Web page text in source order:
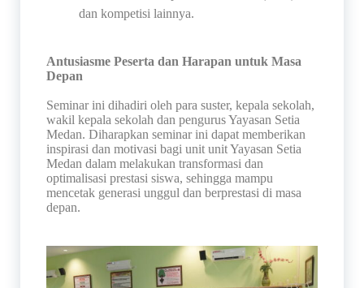
dan kompetisi lainnya.
Antusiasme Peserta dan Harapan untuk Masa
Depan
Seminar ini dihadiri oleh para suster, kepala sekolah,
wakil kepala sekolah dan pengurus Yayasan Setia
Medan. Diharapkan seminar ini dapat memberikan
inspirasi dan motivasi bagi unit unit Yayasan Setia
Medan dalam melakukan transformasi dan
optimalisasi prestasi siswa, sehingga mampu
mencetak generasi unggul dan berprestasi di masa
depan.